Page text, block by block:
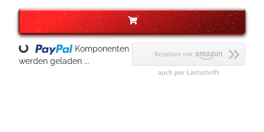
Loading...
Komponenten
werden geladen ...